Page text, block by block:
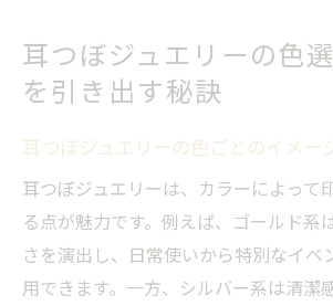
耳つぼジュエリーの色
を引き出す秘訣
耳つぼジュエリーの色ごとのイメー
耳つぼジュエリーは、カラーによって
る点が魅力です。例えば、ゴールド系
さを演出し、日常使いから特別なイベ
用できます。一方、シルバー系は清潔